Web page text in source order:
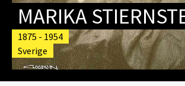
MARIKA
1875 - 1954
Sverige